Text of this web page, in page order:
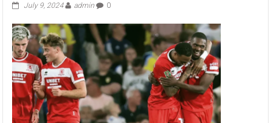
July 9, 2024 admin 0